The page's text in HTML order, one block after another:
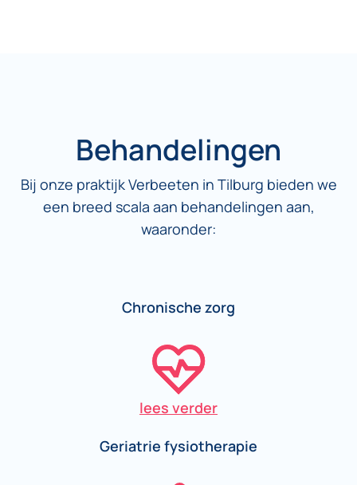
Behandelingen
Bij onze praktijk Verbeeten in Tilburg bieden we
een breed scala aan behandelingen aan,
waaronder:
Chronische zorg
lees verder
Geriatrie fysiotherapie